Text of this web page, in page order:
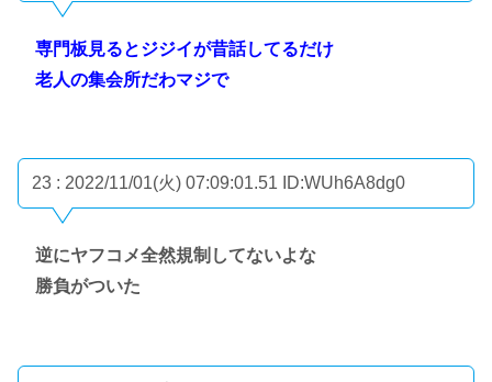
専門板見るとジジイが昔話してるだけ
老人の集会所だわマジで
23 : 2022/11/01(火) 07:09:01.51 ID:WUh6A8dg0
逆にヤフコメ全然規制してないよな
勝負がついた